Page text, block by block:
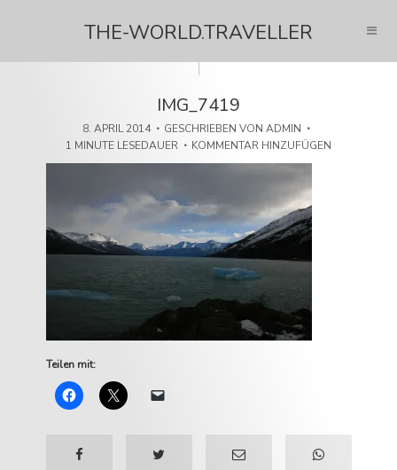
THE-WORLD.TRAVELLER
IMG_7419
8. APRIL 2014 GESCHRIEBEN VON ADMIN
1 MINUTE LESEDAUER
KOMMENTAR HINZUFÜGEN
Teilen mit: